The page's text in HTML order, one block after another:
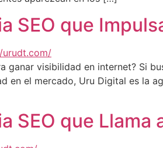
SEO que
ganar visibilidad en internet? Si
en el mercado, Uru Digital es la
SEO que